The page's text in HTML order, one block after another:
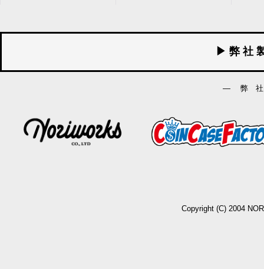
▶ 弊 社
― 弊
Copyright (C) 2004